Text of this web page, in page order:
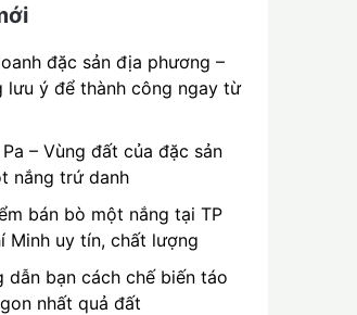
đặc sản địa phương –
lưu ý để thành công ngay từ
– Vùng đất của đặc sản
nắng trứ danh
bán bò một nắng tại TP
Minh uy tín, chất lượng
dẫn bạn cách chế biến táo
nhất quả đất